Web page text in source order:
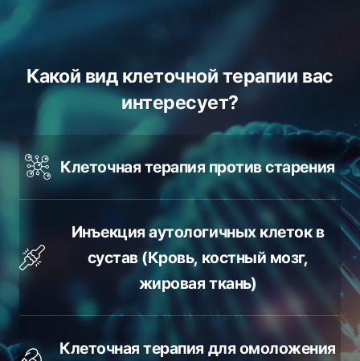
Какой вид клеточной терапии вас
интересует?
Клеточная терапия против старения
Инъекция аутологичных клеток в
сустав (Кровь, костный мозг,
жировая ткань)
Клеточная терапия для омоложения